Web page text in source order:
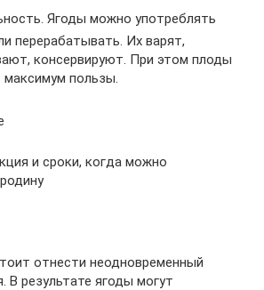
Ягоды можно употреблять
перерабатывать. Их варят,
консервируют. При этом плоды
максимум пользы.
и сроки, когда можно
отнести неодновременный
В результате ягоды могут